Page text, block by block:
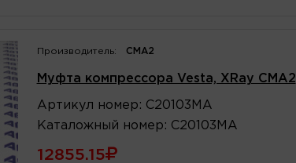
Производитель: CMA2
Муфта компрессора Vesta, XRay CMA2
Артикул номер : C20103MA
Каталожный номер : C20103MA
12855.15